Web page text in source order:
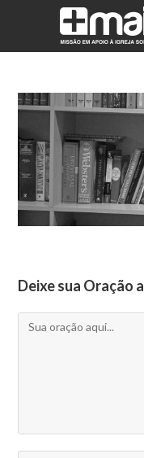
Deixe sua Oração